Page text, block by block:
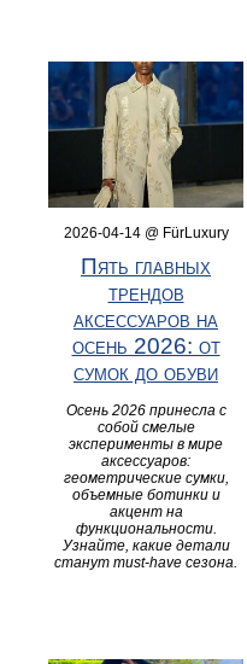
2026-04-14 @ FürLuxury
Пять главных
трендов
аксессуаров на
осень 2026: от
сумок до обуви
Осень 2026 принесла с
собой смелые
эксперименты в мире
аксессуаров:
геометрические сумки,
объемные ботинки и
акцент на
функциональности.
Узнайте, какие детали
станут must-have сезона.